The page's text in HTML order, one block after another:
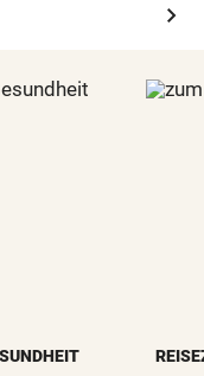
chevron_right